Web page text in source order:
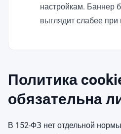
настройкам. Баннер
выглядит слабее при
Политика
обязательна
В 152-ФЗ нет отдельной